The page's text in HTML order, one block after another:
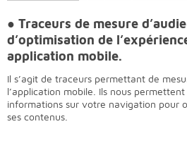
● Traceurs de mesure
d’optimisation de
application mobile.
Il s’agit de traceurs permettant de
l’application mobile. Ils nous permettent
informations sur votre navigation pour
ses contenus.